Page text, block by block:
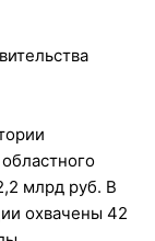
млрд руб. В
охвачены 42